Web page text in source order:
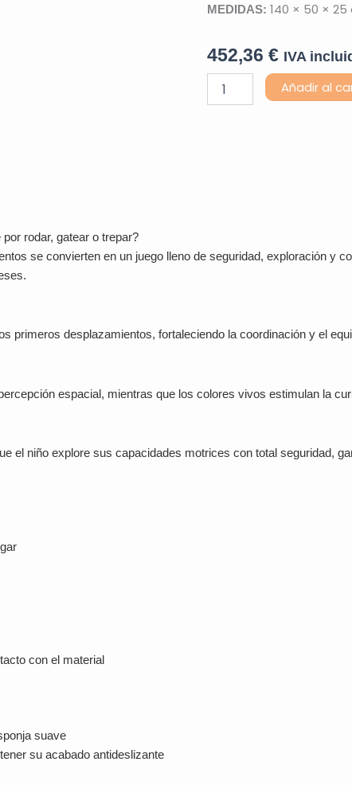
MEDIDAS: 140 × 50 ×
452,36 € IVA
Exploradores
Añadir al
rodar, gatear o trepar?
se convierten en un juego lleno de seguridad, exploración y
primeros desplazamientos, fortaleciendo la coordinación y el
espacial, mientras que los colores vivos estimulan la
el niño explore sus capacidades motrices con total seguridad,
con el material
suave
su acabado antideslizante